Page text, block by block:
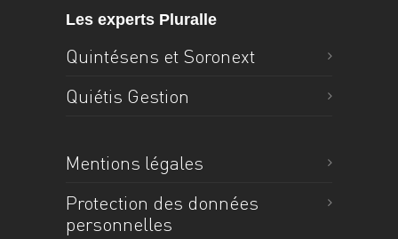
Les experts Pluralle
Quintésens et Soronext
Quiétis Gestion
Mentions légales
Protection des données
personnelles